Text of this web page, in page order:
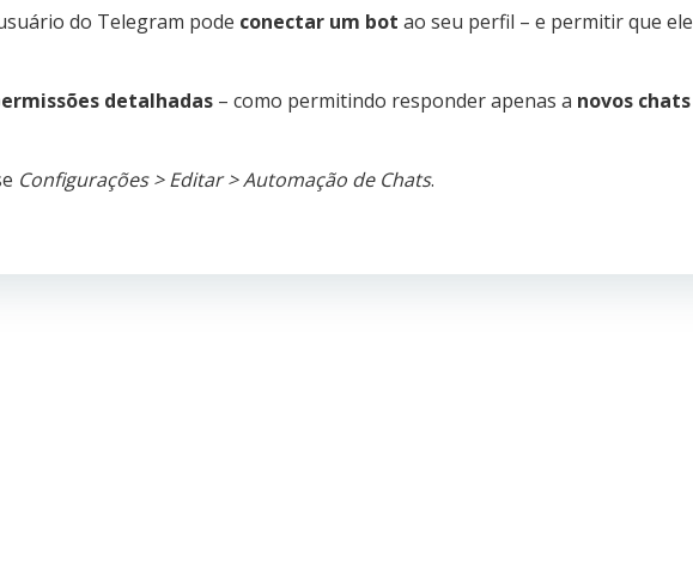
do Telegram pode conectar um bot ao seu perfil – e permitir que ele
detalhadas – como permitindo responder apenas a novos chats
Configurações > Editar > Automação de Chats.